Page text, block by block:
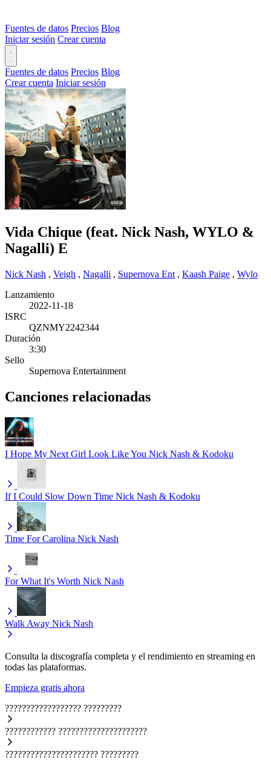
Fuentes de datos Precios Blog
Iniciar sesión Crear cuenta
Fuentes de datos Precios Blog
Crear cuenta Iniciar sesión
Vida Chique (feat. Nick Nash, WYLO &
Nagalli) E
Nick Nash , Veigh , Nagalli , Supernova Ent , Kaash Paige , Wylo
Lanzamiento
2022-11-18
ISRC
QZNMY2242344
Duración
3:30
Sello
Supernova Entertainment
Canciones relacionadas
I Hope My Next Girl Look Like You Nick Nash & Kodoku
If I Could Slow Down Time Nick Nash & Kodoku
Time For Carolina Nick Nash
For What It's Worth Nick Nash
Walk Away Nick Nash
Consulta la discografía completa y el rendimiento en streaming en
todas las plataformas.
Empieza gratis ahora
?????????????????? ?????????
???????????? ?????????????????????
?????????????????????? ?????????